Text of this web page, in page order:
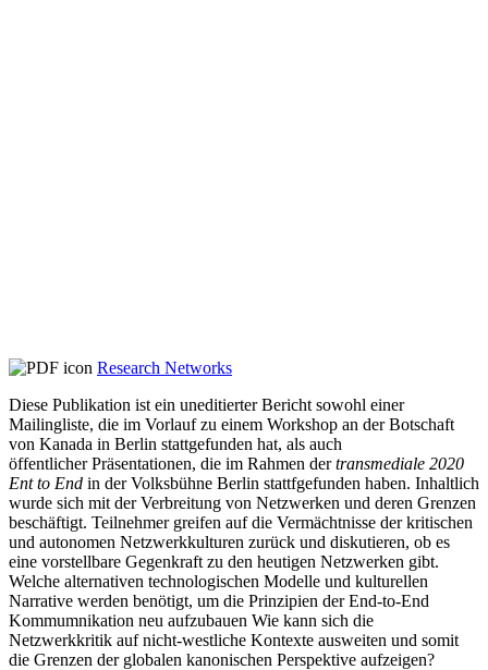
Research Networks
Diese Publikation ist ein uneditierter Bericht sowohl einer
Mailingliste, die im Vorlauf zu einem Workshop an der Botschaft
von Kanada in Berlin stattgefunden hat, als auch
öffentlicher Präsentationen, die im Rahmen dertransmediale 2020
Ent to End in der Volksbühne Berlin stattfgefunden haben. Inhaltlich
wurde sich mit der Verbreitung von Netzwerken und deren Grenzen
beschäftigt. Teilnehmer greifen auf die Vermächtnisse der kritischen
und autonomen Netzwerkkulturen zurück und diskutieren, ob es
eine vorstellbare Gegenkraft zu den heutigen Netzwerken gibt.
Welche alternativen technologischen Modelle und kulturellen
Narrative werden benötigt, um die Prinzipien der End-to-End
Kommumnikation neu aufzubauen Wie kann sich die
Netzwerkkritik auf nicht-westliche Kontexte ausweiten und somit
die Grenzen der globalen kanonischen Perspektive aufzeigen?